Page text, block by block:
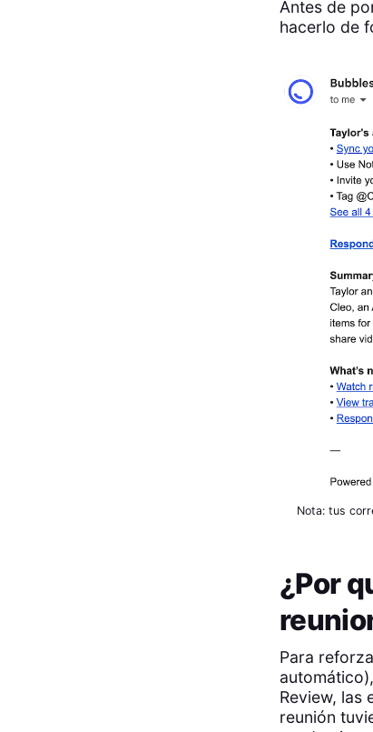
Antes de
hacerlo de
Nota: tus
¿Por
Para
Review, las
reunión